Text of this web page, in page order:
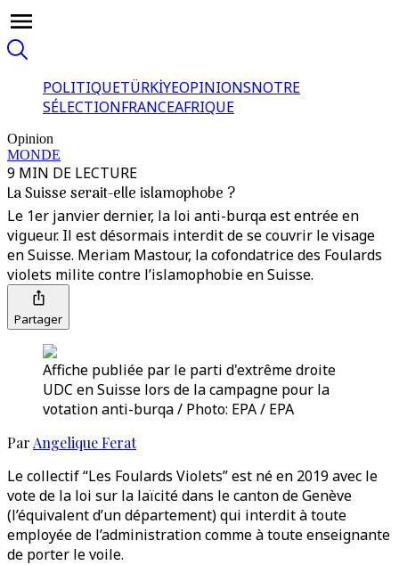
POLITIQUETÜRKİYEOPINIONSNOTRE
SÉLECTIONFRANCEAFRIQUE
Opinion
MONDE
9 MIN DE LECTURE
La Suisse serait-elle islamophobe ?
Le 1er janvier dernier, la loi anti-burqa est entrée en
vigueur. Il est désormais interdit de se couvrir le visage
en Suisse. Meriam Mastour, la cofondatrice des Foulards
violets milite contre l’islamophobie en Suisse.
Partager
Affiche publiée par le parti d'extrême droite
UDC en Suisse lors de la campagne pour la
votation anti-burqa / Photo: EPA / EPA
Par Angelique Ferat
Le collectif “Les Foulards Violets” est né en 2019 avec le
vote de la loi sur la laïcité dans le canton de Genève
(l’équivalent d’un département) qui interdit à toute
employée de l’administration comme à toute enseignante
de porter le voile.